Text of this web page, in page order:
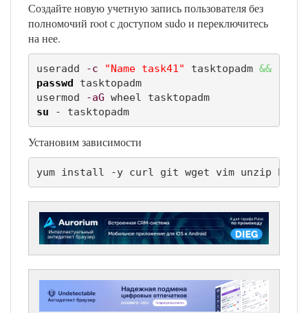
Создайте новую учетную запись пользователя без
полномочий root с доступом sudo и переключитесь
на нее.
useradd -c "Name task41" tasktopadm &&
passwd tasktopadm
usermod
-aG
wheel tasktopadm
su - tasktopadm
Установим зависимости
yum install -y curl git wget vim unzip bash-